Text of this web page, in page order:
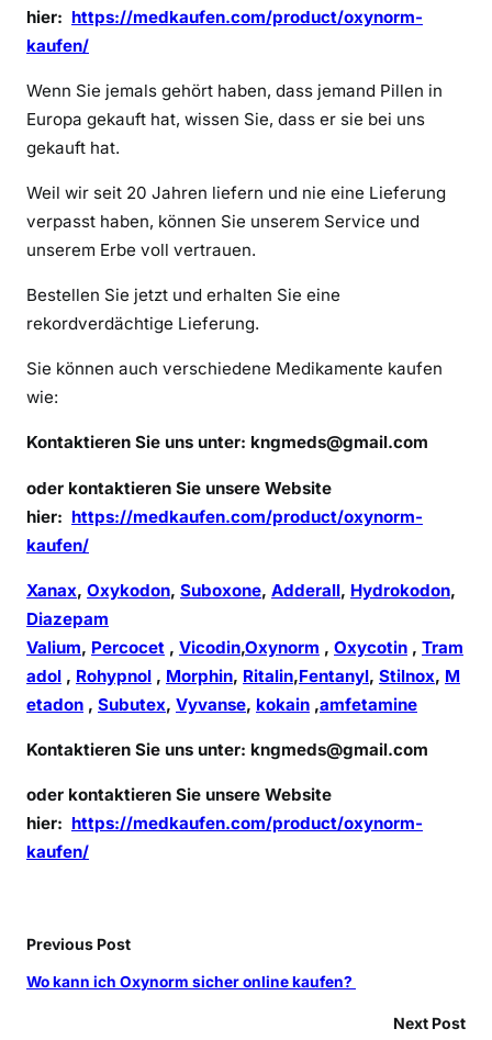
i
n
a
x
y
r
hier: https://medkaufen.com/product/oxynorm-
kaufen/
Wenn Sie jemals gehört haben, dass jemand Pillen in
Europa gekauft hat, wissen Sie, dass er sie bei uns
gekauft hat.
Weil wir seit 20 Jahren liefern und nie eine Lieferung
verpasst haben, können Sie unserem Service und
unserem Erbe voll vertrauen.
Bestellen Sie jetzt und erhalten Sie eine
rekordverdächtige Lieferung.
Sie können auch verschiedene Medikamente kaufen
wie:
Kontaktieren Sie uns unter: kngmeds@gmail.com
oder kontaktieren Sie unsere Website
hier: https://medkaufen.com/product/oxynorm-
kaufen/
Xanax, Oxykodon, Suboxone, Adderall, Hydrokodon,
Diazepam
Valium, Percocet , Vicodin,Oxynorm , Oxycotin , Tram
adol , Rohypnol , Morphin, Ritalin,Fentanyl, Stilnox, M
etadon , Subutex, Vyvanse, kokain ,amfetamine
Kontaktieren Sie uns unter: kngmeds@gmail.com
oder kontaktieren Sie unsere Website
hier: https://medkaufen.com/product/oxynorm-
kaufen/
Previous Post
Wo kann ich Oxynorm sicher online kaufen?
Next Post